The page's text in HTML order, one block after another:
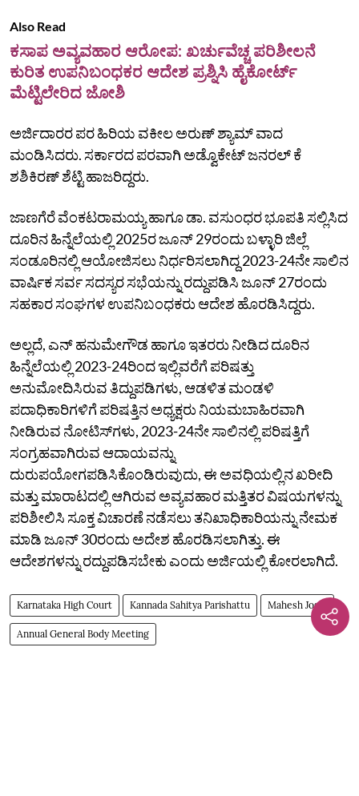
Also Read
ಕಸಾಪ ಅವ್ಯವಹಾರ ಆರೋಪ: ಖರ್ಚುವೆಚ್ಚ ಪರಿಶೀಲನೆ
ಕುರಿತ ಉಪನಿಬಂಧಕರ ಆದೇಶ ಪ್ರಶ್ನಿಸಿ ಹೈಕೋರ್ಟ್‌
ಮೆಟ್ಟಿಲೇರಿದ ಜೋಶಿ
ಅರ್ಜಿದಾರರ ಪರ ಹಿರಿಯ ವಕೀಲ ಅರುಣ್ ಶ್ಯಾಮ್ ವಾದ
ಮಂಡಿಸಿದರು. ಸರ್ಕಾರದ ಪರವಾಗಿ ಅಡ್ವೊಕೇಟ್ ಜನರಲ್ ಕೆ
ಶಶಿಕಿರಣ್ ಶೆಟ್ಟಿ ಹಾಜರಿದ್ದರು.
ಜಾಣಗೆರೆ ವೆಂಕಟರಾಮಯ್ಯ ಹಾಗೂ ಡಾ. ವಸುಂಧರ ಭೂಪತಿ ಸಲ್ಲಿಸಿದ
ದೂರಿನ ಹಿನ್ನೆಲೆಯಲ್ಲಿ 2025ರ ಜೂನ್ 29ರಂದು ಬಳ್ಳಾರಿ ಜಿಲ್ಲೆ
ಸಂಡೂರಿನಲ್ಲಿ ಆಯೋಜಿಸಲು ನಿರ್ಧರಿಸಲಾಗಿದ್ದ 2023-24ನೇ ಸಾಲಿನ
ವಾರ್ಷಿಕ ಸರ್ವ ಸದಸ್ಯರ ಸಭೆಯನ್ನು ರದ್ದುಪಡಿಸಿ ಜೂನ್ 27ರಂದು
ಸಹಕಾರ ಸಂಘಗಳ ಉಪನಿಬಂಧಕರು ಆದೇಶ ಹೊರಡಿಸಿದ್ದರು.
ಅಲ್ಲದೆ, ಎನ್ ಹನುಮೇಗೌಡ ಹಾಗೂ ಇತರರು ನೀಡಿದ ದೂರಿನ
ಹಿನ್ನೆಲೆಯಲ್ಲಿ 2023-24ರಿಂದ ಇಲ್ಲಿವರೆಗೆ ಪರಿಷತ್ತು
ಅನುಮೋದಿಸಿರುವ ತಿದ್ದುಪಡಿಗಳು, ಆಡಳಿತ ಮಂಡಳಿ
ಪದಾಧಿಕಾರಿಗಳಿಗೆ ಪರಿಷತ್ತಿನ ಅಧ್ಯಕ್ಷರು ನಿಯಮಬಾಹಿರವಾಗಿ
ನೀಡಿರುವ ನೋಟಿಸ್‌ಗಳು, 2023-24ನೇ ಸಾಲಿನಲ್ಲಿ ಪರಿಷತ್ತಿಗೆ
ಸಂಗ್ರಹವಾಗಿರುವ ಆದಾಯವನ್ನು
ದುರುಪಯೋಗಪಡಿಸಿಕೊಂಡಿರುವುದು, ಈ ಅವಧಿಯಲ್ಲಿನ ಖರೀದಿ
ಮತ್ತು ಮಾರಾಟದಲ್ಲಿ ಆಗಿರುವ ಅವ್ಯವಹಾರ ಮತ್ತಿತರ ವಿಷಯಗಳನ್ನು
ಪರಿಶೀಲಿಸಿ ಸೂಕ್ತ ವಿಚಾರಣೆ ನಡೆಸಲು ತನಿಖಾಧಿಕಾರಿಯನ್ನು ನೇಮಕ
ಮಾಡಿ ಜೂನ್ 30ರಂದು ಅದೇಶ ಹೊರಡಿಸಲಾಗಿತ್ತು. ಈ
ಆದೇಶಗಳನ್ನು ರದ್ದುಪಡಿಸಬೇಕು ಎಂದು ಅರ್ಜಿಯಲ್ಲಿ ಕೋರಲಾಗಿದೆ.
Karnataka High Court Kannada Sahitya Parishattu Mahesh Joshi
Annual General Body Meeting